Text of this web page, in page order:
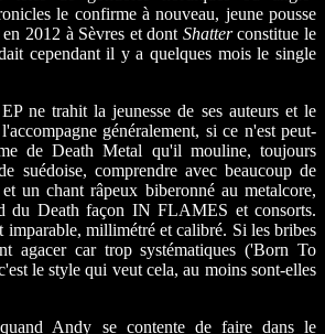
le confirme à nouveau, jeune pousse
2012 à Sèvres et dont Shatterconstitue le
cependant il y a quelques mois le single
ne trahit la jeunesse de ses auteurs et le
généralement, si ce n'est peut-
de Death Metal qu'il mouline, toujours
suédoise, comprendre avec beaucoup de
un chant râpeux biberonné au metalcore,
du Death façon IN FLAMES et consorts.
imparable, millimétré et calibré. Si les bribes
agacer car trop systématiques ('Born To
le style qui veut cela, au moins sont-elles
Andy se contente de faire dans le